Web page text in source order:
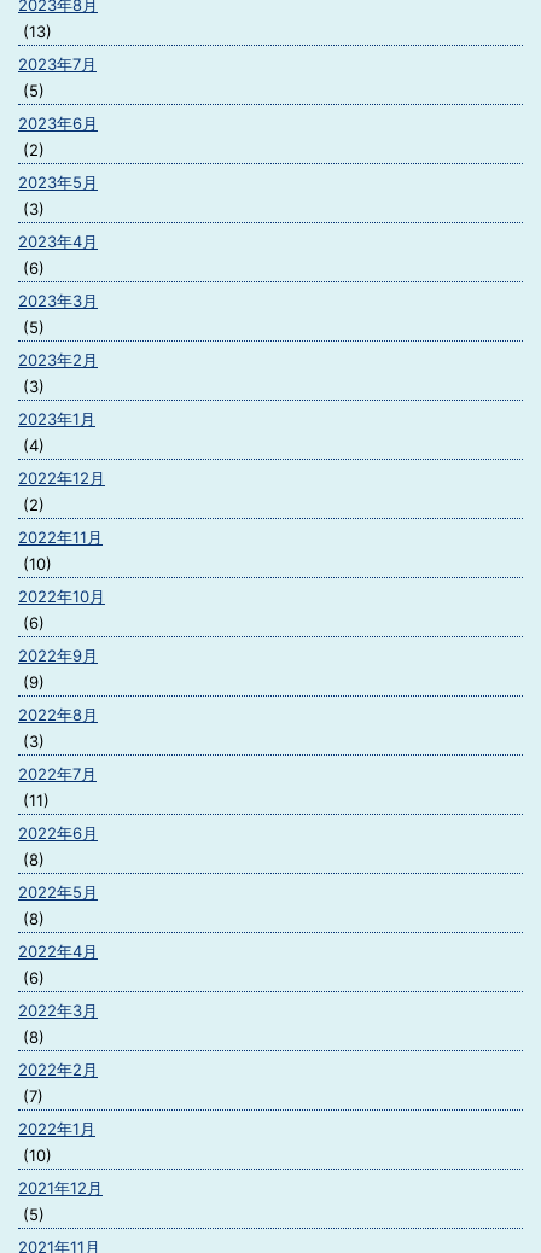
2023年8月
(13)
2023年7月
(5)
2023年6月
(2)
2023年5月
(3)
2023年4月
(6)
2023年3月
(5)
2023年2月
(3)
2023年1月
(4)
2022年12月
(2)
2022年11月
(10)
2022年10月
(6)
2022年9月
(9)
2022年8月
(3)
2022年7月
(11)
2022年6月
(8)
2022年5月
(8)
2022年4月
(6)
2022年3月
(8)
2022年2月
(7)
2022年1月
(10)
2021年12月
(5)
2021年11月